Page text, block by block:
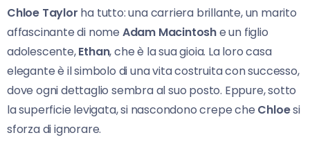
Chloe Taylor ha tutto: una carriera brillante, un marito
affascinante di nome Adam Macintoshe un figlio
adolescente,Ethan, che è la sua gioia. La loro casa
elegante è il simbolo di una vita costruita con successo,
dove ogni dettaglio sembra al suo posto. Eppure, sotto
la superficie levigata, si nascondono crepe che Chloesi
sforza di ignorare.